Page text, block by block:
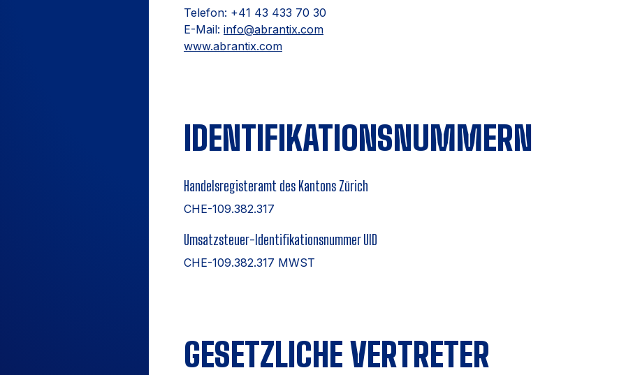
Telefon: +41 43 433 70 30
E-Mail: info@abrantix.com
www.abrantix.com
IDENTIFIKATIONSNUMMERN
Handelsregisteramt des Kantons Zürich
CHE-109.382.317
Umsatzsteuer-Identifikationsnummer UID
CHE-109.382.317 MWST
GESETZLICHE VERTRETER